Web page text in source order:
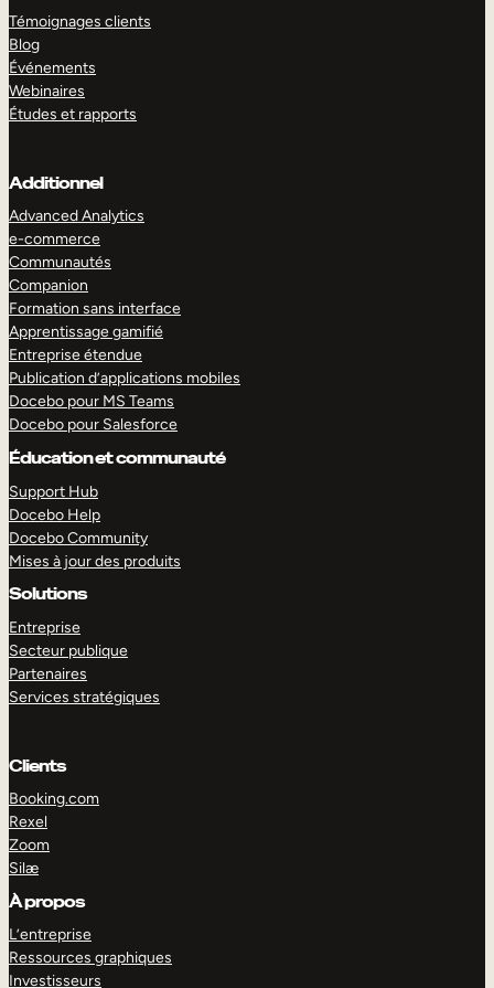
Témoignages clients
Blog
Événements
Webinaires
Études et rapports
Additionnel
Advanced Analytics
e-commerce
Communautés
Companion
Formation sans interface
Apprentissage gamifié
Entreprise étendue
Publication d’applications mobiles
Docebo pour MS Teams
Docebo pour Salesforce
Éducation et communauté
Support Hub
Docebo Help
Docebo Community
Mises à jour des produits
Solutions
Entreprise
Secteur publique
Partenaires
Services stratégiques
Clients
Booking.com
Rexel
Zoom
Silæ
À propos
L’entreprise
Ressources graphiques
Investisseurs